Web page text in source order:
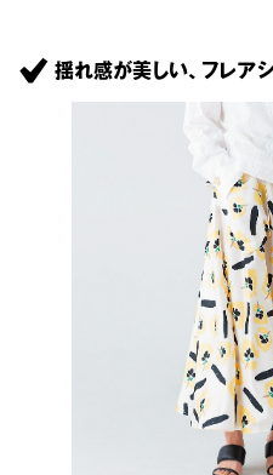
揺れ感が美しい、フレアシ